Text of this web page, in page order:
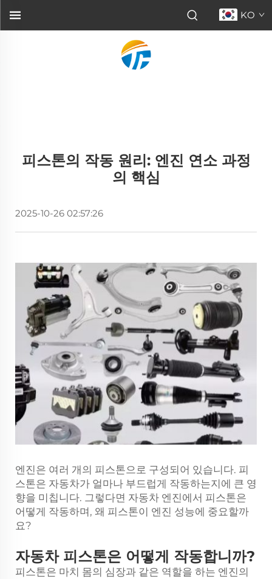
KO
피스톤의 작동 원리: 엔진 연소 과정
의 핵심
2025-10-26 02:57:26
엔진은 여러 개의 피스톤으로 구성되어 있습니다. 피
스톤은 자동차가 얼마나 부드럽게 작동하는지에 큰 영
향을 미칩니다. 그렇다면 자동차 엔진에서 피스톤은
어떻게 작동하며, 왜 피스톤이 엔진 성능에 중요할까
요?
자동차 피스톤은 어떻게 작동합니까?
피스톤은 마치 몸의 심장과 같은 역할을 하는 엔진의